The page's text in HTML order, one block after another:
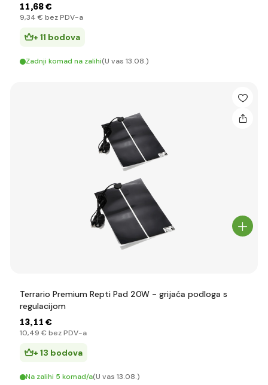
11,68 €
9,34 € bez PDV-a
+ 11 bodova
Zadnji komad na zalihi(U vas 13.08.)
Terrario Premium Repti Pad 20W - grijaća podloga s
regulacijom
13,11 €
10,49 € bez PDV-a
+ 13 bodova
Na zalihi 5 komad/a(U vas 13.08.)